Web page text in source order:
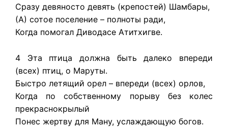
Сразу девяносто девять (крепостей) Шамбары,
(А) сотое поселение – полноты ради,
Когда помогал Диводасе Атитхигве.
4 Эта птица должна быть далеко впереди
(всех) птиц, о Маруты.
Быстро летящий орел – впереди (всех) орлов,
Когда по собственному порыву без колес
прекраснокрылый
Понес жертву для Ману, услаждающую богов.